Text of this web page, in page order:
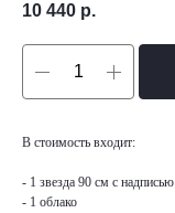
10 440 р.
В стоимость входит:
- 1 звезда 90 см с надписью
- 1 облако